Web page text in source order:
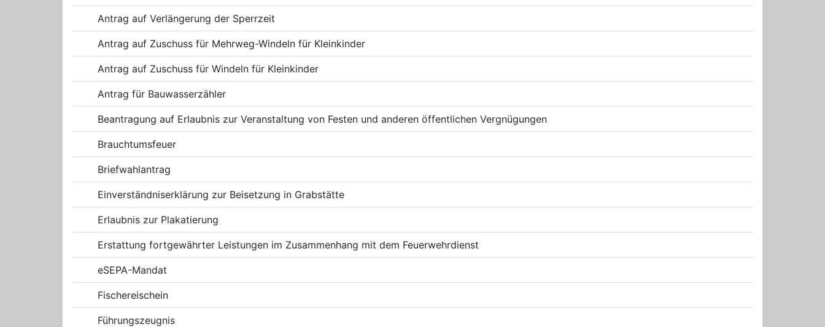
Antrag auf Verlängerung der Sperrzeit
Antrag auf Zuschuss für Mehrweg-Windeln für Kleinkinder
Antrag auf Zuschuss für Windeln für Kleinkinder
Antrag für Bauwasserzähler
Beantragung auf Erlaubnis zur Veranstaltung von Festen und anderen öffentlichen Vergnügungen
Brauchtumsfeuer
Briefwahlantrag
Einverständniserklärung zur Beisetzung in Grabstätte
Erlaubnis zur Plakatierung
Erstattung fortgewährter Leistungen im Zusammenhang mit dem Feuerwehrdienst
eSEPA-Mandat
Fischereischein
Führungszeugnis